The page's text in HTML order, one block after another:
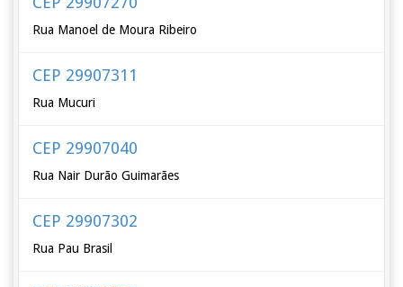
Rua Manoel de Moura Ribeiro
CEP 29907311
Rua Mucuri
CEP 29907040
Rua Nair Durão Guimarães
CEP 29907302
Rua Pau Brasil